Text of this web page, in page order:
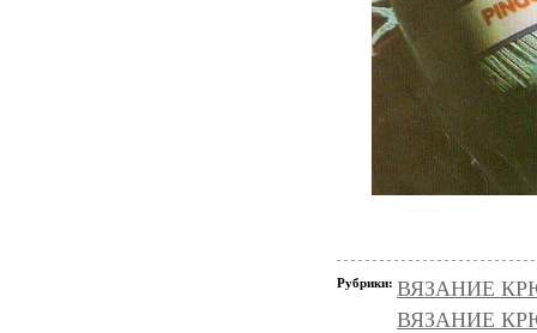
Рубрики: ВЯЗАНИЕ
ВЯЗАНИЕ